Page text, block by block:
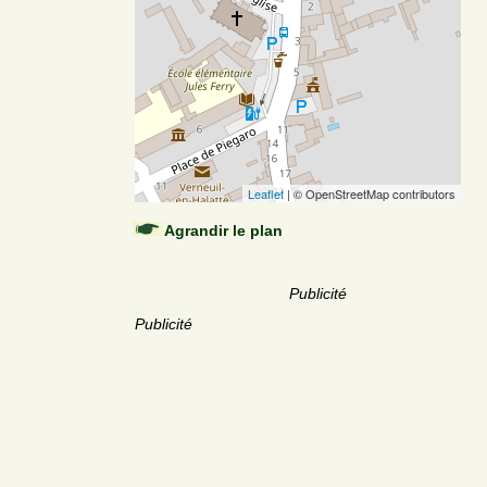
Leaflet | © OpenStreetMap contributors
Agrandir le plan
Publicité
Publicité